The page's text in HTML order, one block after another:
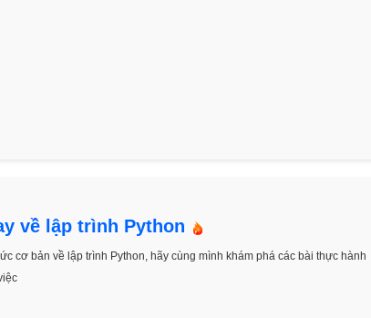
về lập trình Python
cơ bản về lập trình Python, hãy cùng mình khám phá các bài thực hành